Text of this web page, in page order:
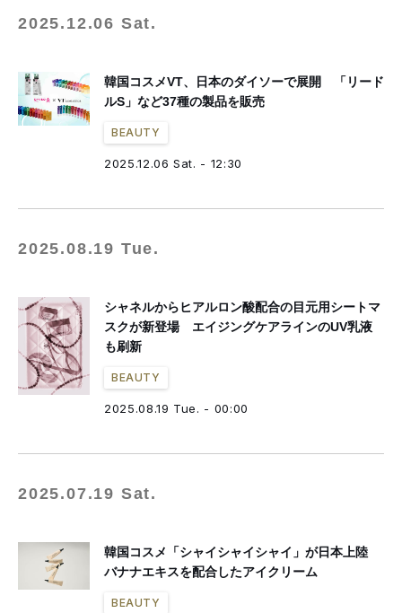
2025.12.06 Sat.
韓国コスメVT、日本のダイソーで展開 「リード
ルS」など37種の製品を販売
BEAUTY
2025.12.06 Sat. - 12:30
2025.08.19 Tue.
シャネルからヒアルロン酸配合の目元用シートマ
スクが新登場 エイジングケアラインのUV乳液
も刷新
BEAUTY
2025.08.19 Tue. - 00:00
2025.07.19 Sat.
韓国コスメ「シャイシャイシャイ」が日本上陸
バナナエキスを配合したアイクリーム
BEAUTY